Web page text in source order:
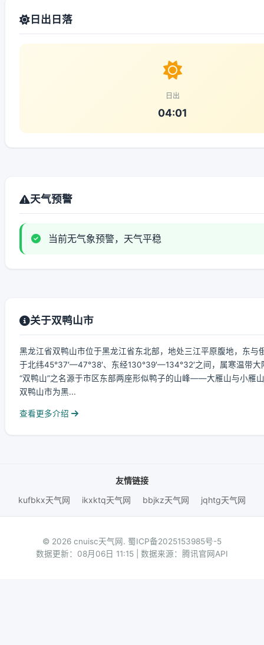
日出日落
日出
04:01
天气预警
当前无气象预警，天气平稳
关于双鸭山市
黑龙江省双鸭山市位于黑龙江省东北部，地处三江平原腹地，东
于北纬45°37′—47°38′、东经130°39′—134°32′之间，属寒温带
“双鸭山”之名源于市区东部两座形似鸭子的山峰——大雁山与小雁
双鸭山市为黑...
查看更多介绍
友情链接
kufbkx天气网
ikxktq天气网 bbjkz天气网 jqhtg天气网
© 2026 cnuisc天气网. 蜀ICP备2025153985号-5
数据更新：08月06日 11:15 | 数据来源：腾讯官网API